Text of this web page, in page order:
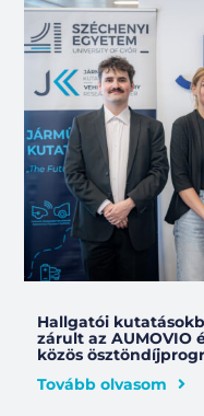
Hallgatói
zárult az AUMOVIO
közös
Tovább olvasom